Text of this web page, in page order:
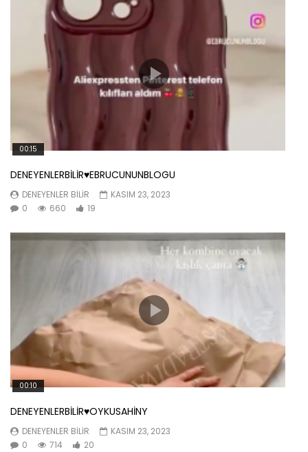
00:15
DENEYENLERBİLİR♥️EBRUCUNUNBLOGU
DENEYENLER BILIR
KASIM 23, 2023
0
660 19
00:10
DENEYENLERBİLİR♥️OYKUSAHİNY
DENEYENLER BILIR
KASIM 23, 2023
0
714 20